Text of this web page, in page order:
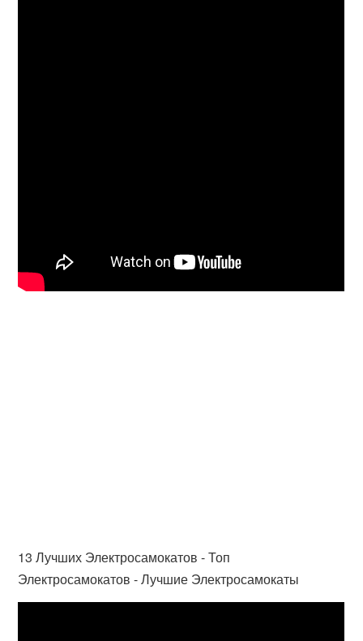
13 Лучших Электросамокатов - Топ
Электросамокатов - Лучшие Электросамокаты